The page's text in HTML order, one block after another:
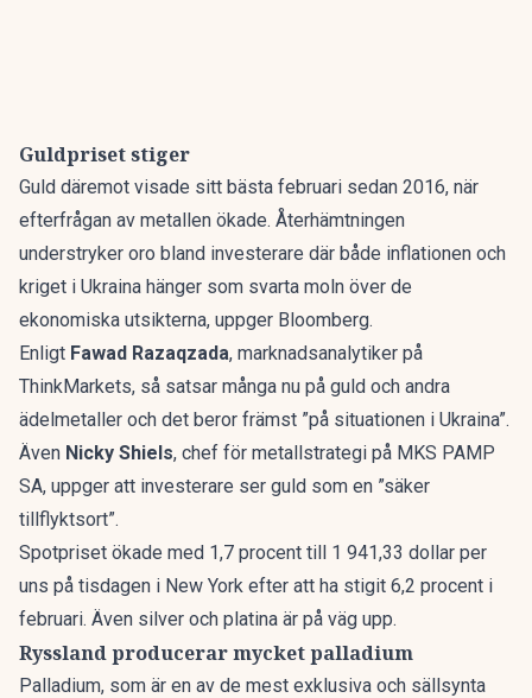
Guldpriset stiger
Guld däremot visade sitt bästa februari sedan 2016, när
efterfrågan av metallen ökade. Återhämtningen
understryker oro bland investerare där både inflationen och
kriget i Ukraina hänger som svarta moln över de
ekonomiska utsikterna, uppger Bloomberg.
Enligt Fawad Razaqzada, marknadsanalytiker på
ThinkMarkets, så satsar många nu på guld och andra
ädelmetaller och det beror främst ”på situationen i Ukraina”.
Även Nicky Shiels, chef för metallstrategi på MKS PAMP
SA, uppger att investerare ser guld som en ”säker
tillflyktsort”.
Spotpriset ökade med 1,7 procent till 1 941,33 dollar per
uns på tisdagen i New York efter att ha stigit 6,2 procent i
februari. Även silver och platina är på väg upp.
Ryssland producerar mycket palladium
Palladium, som är en av de mest exklusiva och sällsynta